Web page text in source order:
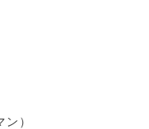
ン）